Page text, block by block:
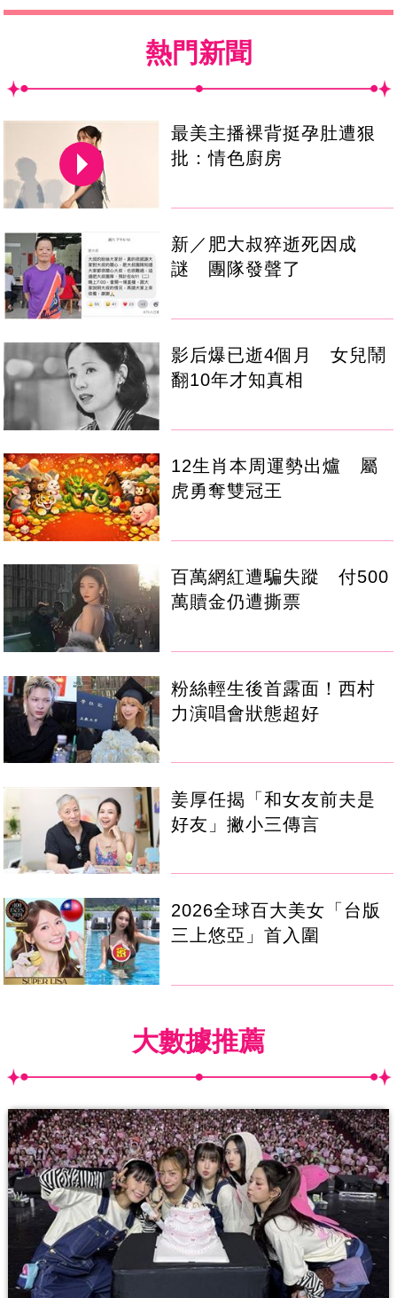
熱門新聞
最美主播裸背挺孕肚遭狠
批：情色廚房
新／肥大叔猝逝死因成
謎 團隊發聲了
影后爆已逝4個月 女兒鬧
翻10年才知真相
12生肖本周運勢出爐 屬
虎勇奪雙冠王
百萬網紅遭騙失蹤 付500
萬贖金仍遭撕票
粉絲輕生後首露面！西村
力演唱會狀態超好
姜厚任揭「和女友前夫是
好友」撇小三傳言
2026全球百大美女「台版
三上悠亞」首入圍
大數據推薦